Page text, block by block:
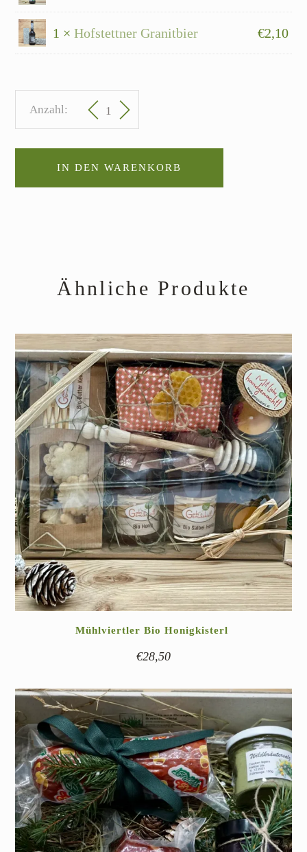
1 ×Hofstettner Granitbier €2,10
Hofstettner Bierverkostung Anzahl
IN DEN WARENKORB
Ähnliche Produkte
Mühlviertler Bio Honigkisterl
€28,50